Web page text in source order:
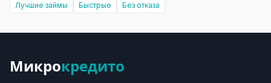
Лучшие займы Быстрые Без отказа
Микрокредито